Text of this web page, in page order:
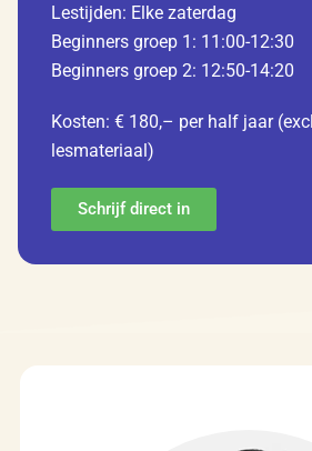
Lestijden: Elke zaterdag
Beginners groep 1: 11:00-12:30
Beginners groep 2: 12:50-14:20
Kosten: € 180,– per half jaar
lesmateriaal)
Schrijf direct in